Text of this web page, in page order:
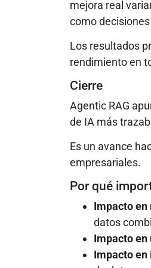
mejora real
como
Los resultados
rendimiento en
Cierre
Agentic RAG
de IA más
Es un avance
empresariales.
Por qué
Impacto en
datos
Impacto en
Impacto